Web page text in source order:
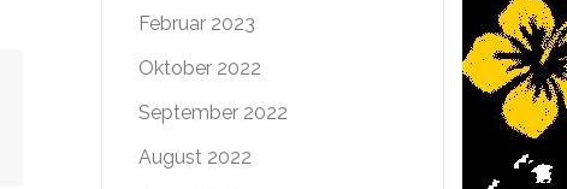
Februar 2023
Oktober 2022
September 2022
August 2022